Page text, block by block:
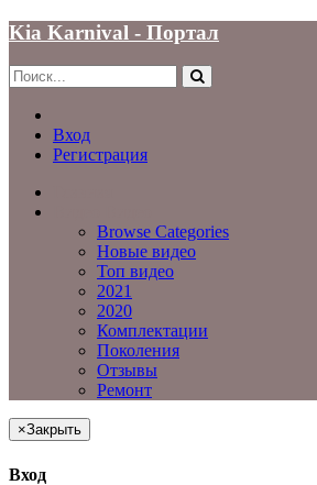
Kia Karnival - Портал
Вход
Регистрация
Browse Categories
Новые видео
Топ видео
2021
2020
Комплектации
Поколения
Отзывы
Ремонт
×Закрыть
Вход